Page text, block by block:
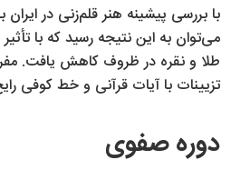
با بررسی پیشینه هنر قلم‌زنی در ایران
می‌توان به این نتیجه رسید که با تأثیر
طلا و نقره در ظروف کاهش یافت.
تزیینات با آیات قرآنی و خط کوفی
دوره صفوی